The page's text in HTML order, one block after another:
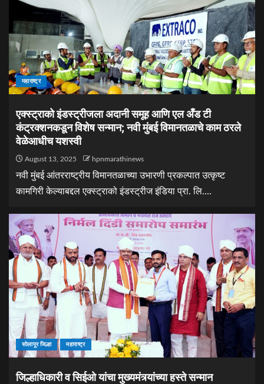
महाराष्ट्र
एक्स्ट्राको इंडस्ट्रीजला अदानी समूह आणि एल अँड टी
कंट्रक्शनकडून विशेष सन्मान; नवी मुंबई विमानतळाचे काम ठरले
वेळेआधीच यशस्वी
August 13, 2025 hpnmarathinews
नवी मुंबई आंतरराष्ट्रीय विमानतळाच्या उभारणी प्रकल्पात उत्कृष्ट
कामगिरी केल्याबद्दल एक्स्ट्राको इंडस्ट्रीज इंडिया प्रा. लि....
सोलापूर जिल्हा महाराष्ट्र
जिल्हाधिकारी व सिईओ यांचा मुख्यमंत्र्यांच्या हस्ते सन्मान